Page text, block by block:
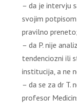
– da je intervju
svojim
pravilno preneto;
– da P. nije
tendenciozni ili
institucija, a ne
– da se za dr T.
profesor